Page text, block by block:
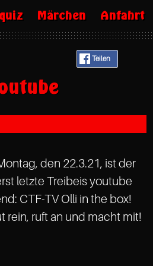
Märchen Anfahrt
Teilen
den 22.3.21, ist der
letzte Treibeis youtube
CTF-TV Olli in the box!
rein, ruft an und macht mit!